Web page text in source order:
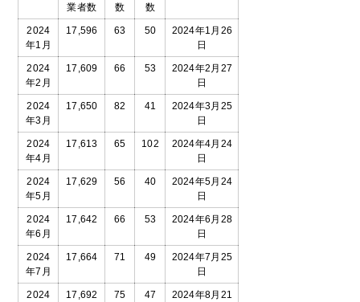
業者数
数
数
2024
年1月
17,596 63 50
2024年1月26
日
2024
年2月
17,609 66 53
2024年2月27
日
2024
年3月
17,650 82 41
2024年3月25
日
2024
年4月
17,613 65 102
2024年4月24
日
2024
年5月
17,629 56 40
2024年5月24
日
2024
年6月
17,642 66 53
2024年6月28
日
2024
年7月
17,664 71 49
2024年7月25
日
2024
17,692 75 47
2024年8月21